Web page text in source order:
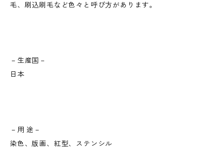
毛、刷込刷毛など色々と呼び方があります。
－生産国－
日本
－用 途－
染色、版画、紅型、ステンシル